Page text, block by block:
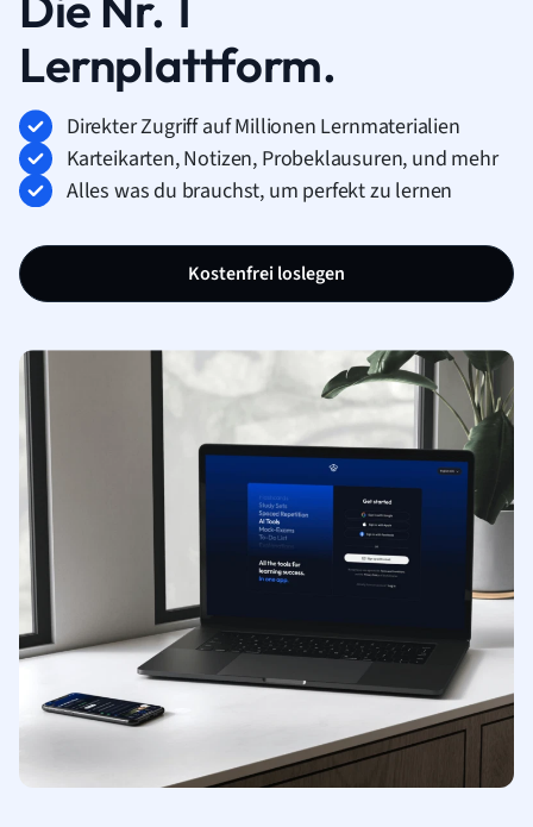
Lernplattform.
Direkter Zugriff auf Millionen Lernmaterialien
Karteikarten, Notizen, Probeklausuren, und mehr
Alles was du brauchst, um perfekt zu lernen
Kostenfrei loslegen